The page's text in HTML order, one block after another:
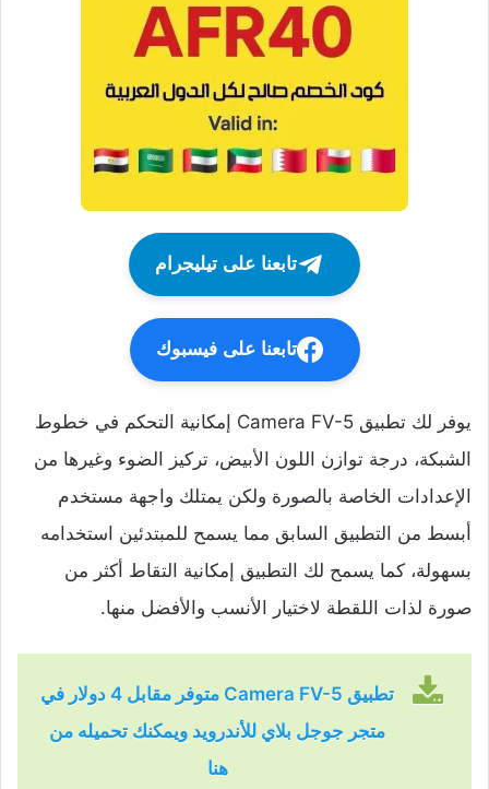
تابعنا على تيليجرام
تابعنا على فيسبوك
يوفر لك تطبيق Camera FV-5 إمكانية التحكم في خطوط
الشبكة، درجة توازن اللون الأبيض، تركيز الضوء وغيرها من
الإعدادات الخاصة بالصورة ولكن يمتلك واجهة مستخدم
أبسط من التطبيق السابق مما يسمح للمبتدئين استخدامه
بسهولة، كما يسمح لك التطبيق إمكانية التقاط أكثر من
صورة لذات اللقطة لاختيار الأنسب والأفضل منها.
تطبيق Camera FV-5 متوفر مقابل 4 دولار في
متجر جوجل بلاي للأندرويد ويمكنك تحميله من
هنا